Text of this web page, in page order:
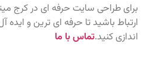
برای طراحی سایت حرفه ای در کرج
ارتباط باشید تا حرفه ای ترین و
اندازی کنید.تماس با ما